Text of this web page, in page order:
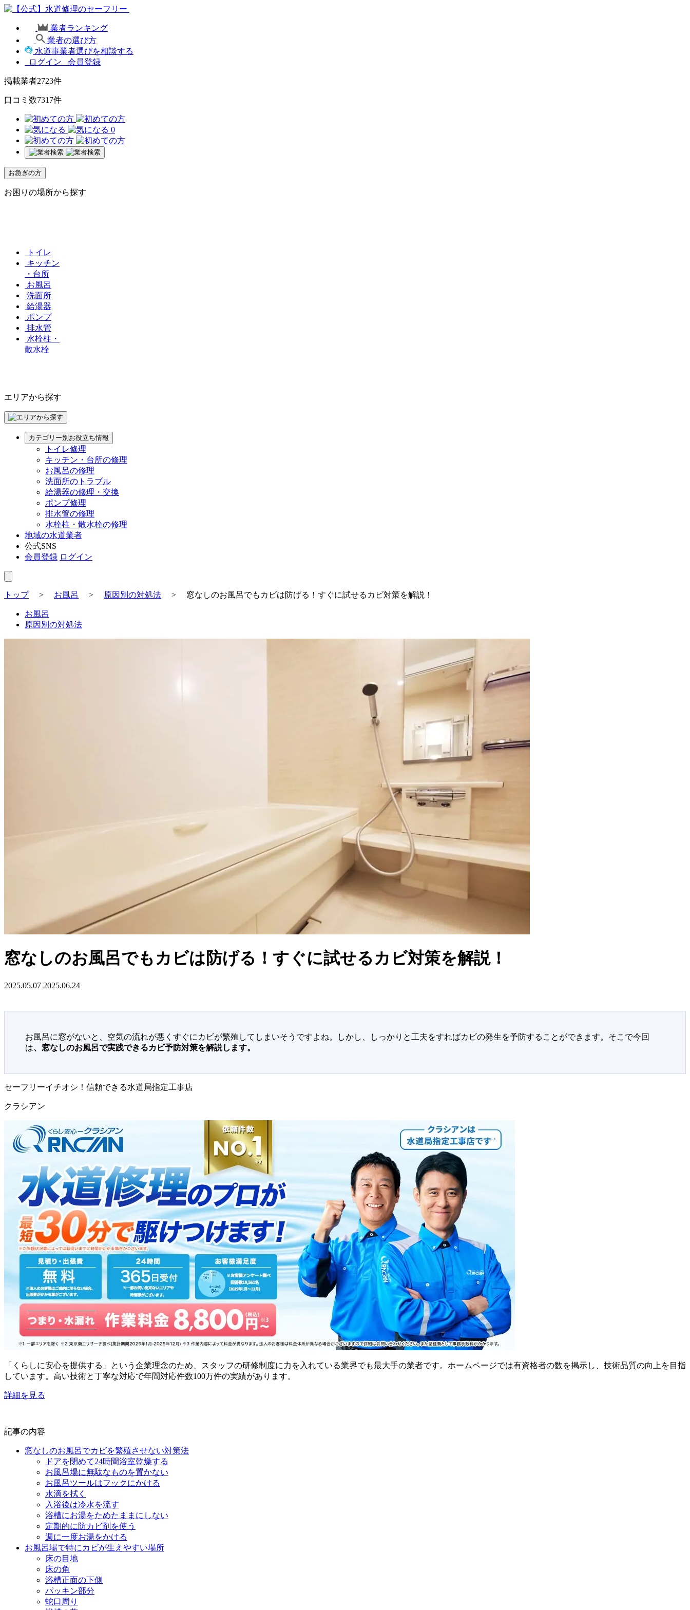
業者ランキング
業者の選び方
水道事業者選びを相談する
ログイン
会員登録
掲載業者2723件
口コミ数7317件
0
お急ぎの方
お困りの場所から探す
トイレ
キッチン
・台所
お風呂
洗面所
給湯器
ポンプ
排水管
水栓柱・
散水栓
エリアから探す
カテゴリー別お役立ち情報
トイレ修理
キッチン・台所の修理
お風呂の修理
洗面所のトラブル
給湯器の修理・交換
ポンプ修理
排水管の修理
水栓柱・散水栓の修理
地域の水道業者
公式SNS
会員登録 ログイン
トップ> お風呂 > 原因別の対処法 > 窓なしのお風呂でもカビは防げる！すぐに試せるカビ対策を解説！
お風呂
原因別の対処法
窓なしのお風呂でもカビは防げる！すぐに試せるカビ対策を解説！
2025.05.07 2025.06.24
お風呂に窓がないと、空気の流れが悪くすぐにカビが繁殖してしまいそうですよね。しかし、しっかりと工夫をすればカビの発生を予防することができます。そこで今回
は、窓なしのお風呂で実践できるカビ予防対策を解説します。
セーフリーイチオシ！信頼できる水道局指定工事店
クラシアン
「くらしに安心を提供する」という企業理念のため、スタッフの研修制度に力を入れている業界でも最大手の業者です。ホームページでは有資格者の数を掲示し、技術品質の向上を目指
しています。高い技術と丁寧な対応で年間対応件数100万件の実績があります。
詳細を見る
記事の内容
窓なしのお風呂でカビを繁殖させない対策法
ドアを閉めて24時間浴室乾燥する
お風呂場に無駄なものを置かない
お風呂ツールはフックにかける
水滴を拭く
入浴後は冷水を流す
浴槽にお湯をためたままにしない
定期的に防カビ剤を使う
週に一度お湯をかける
お風呂場で特にカビが生えやすい場所
床の目地
床の角
浴槽正面の下側
パッキン部分
蛇口周り